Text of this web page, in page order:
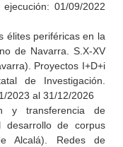
01/09/2022
élites periféricas en la
de Navarra. S.X-XV
Proyectos I+D+i
de Investigación.
2023 al 31/12/2026
y transferencia de
desarrollo de corpus
Alcalá). Redes de